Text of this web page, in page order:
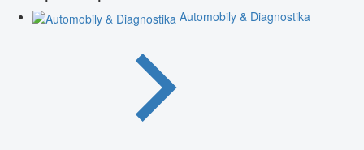
Automobily & Diagnostika